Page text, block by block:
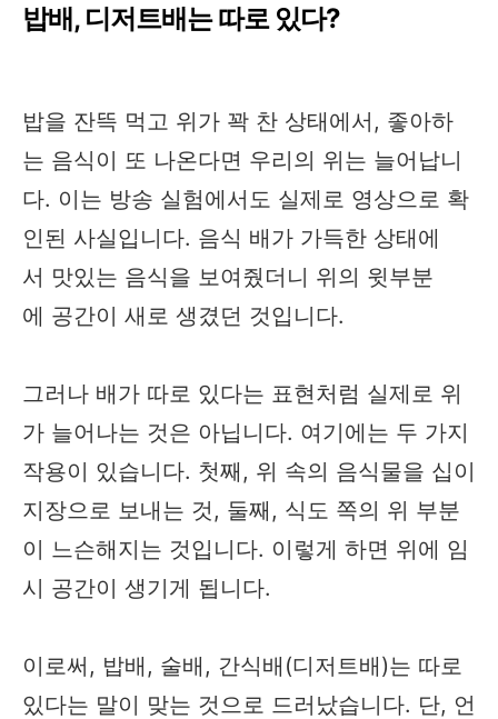
밥배, 디저트배는 따로 있다?
밥을 잔뜩 먹고 위가 꽉 찬 상태에서, 좋아하
는 음식이 또 나온다면 우리의 위는 늘어납니
다. 이는 방송 실험에서도 실제로 영상으로 확
인된 사실입니다. 음식 배가 가득한 상태에
서 맛있는 음식을 보여줬더니 위의 윗부분
에 공간이 새로 생겼던 것입니다.
그러나 배가 따로 있다는 표현처럼 실제로 위
가 늘어나는 것은 아닙니다. 여기에는 두 가지
작용이 있습니다. 첫째, 위 속의 음식물을 십이
지장으로 보내는 것, 둘째, 식도 쪽의 위 부분
이 느슨해지는 것입니다. 이렇게 하면 위에 임
시 공간이 생기게 됩니다.
이로써, 밥배, 술배, 간식배(디저트배)는 따로
있다는 말이 맞는 것으로 드러났습니다. 단, 언